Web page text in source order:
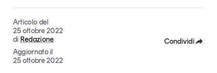
Grandi temi
Magazine
Articoli
Articolo del
25 ottobre 2022
di Redazione
Aggiornato il
25 ottobre 2022
Condividi